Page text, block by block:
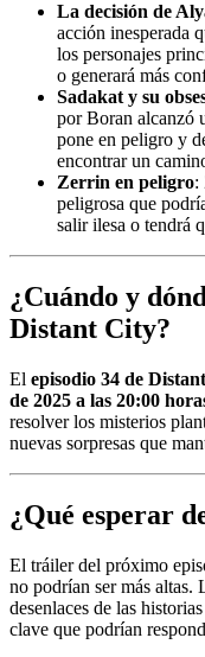
La decisión de
acción inesperada
los personajes
o generará más
Sadakat y su
por Boran alcanzó
pone en peligro y
encontrar un
Zerrin en peligro:
peligrosa que
salir ilesa o tendrá
¿Cuándo y
Distant City?
El episodio 34 de
de 2025 a las 20:00
resolver los misterios
nuevas sorpresas que
¿Qué esperar
El tráiler del próximo
no podrían ser más altas.
desenlaces de las
clave que podrían